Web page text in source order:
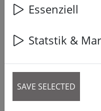
Essenziell
Statstik &
SAVE SELECTED